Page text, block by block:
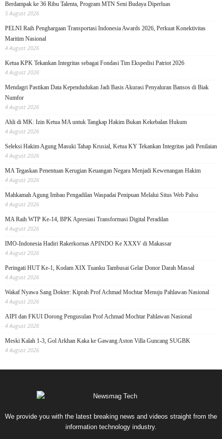
Berdampak ke 36 Ribu Talenta, Program MTN Seni Budaya Diperluas
5 August 2026
PELNI Raih Penghargaan Transportasi Indonesia Awards 2026, Perkuat Konektivitas
Maritim Nasional
4 August 2026
Ketua KPK Tekankan Integritas sebagai Fondasi Tim Ekspedisi Patriot 2026
4 August 2026
Mendagri Pastikan Data Kependudukan Jadi Basis Akurasi Penyaluran Bansos di Biak
Numfor
4 August 2026
Ahli di MK: Izin Ketua MA untuk Tangkap Hakim Bukan Kekebalan Hukum
4 August 2026
Seleksi Hakim Agung Masuki Tahap Krusial, Ketua KY Tekankan Integritas jadi Penilaian
4 August 2026
MA Tegaskan Penentuan Kerugian Keuangan Negara Menjadi Kewenangan Hakim
4 August 2026
Mahkamah Agung Imbau Pengadilan Waspadai Penipuan Melalui Situs Web Palsu
4 August 2026
MA Raih WTP Ke-14, BPK Apresiasi Transformasi Digital Peradilan
4 August 2026
IMO-Indonesia Hadiri Rakerkornas APINDO Ke XXXV di Makassar
4 August 2026
Peringati HUT Ke-1, Kodam XIX Tuanku Tambusai Gelar Donor Darah Massal
4 August 2026
Wakaf Nyawa Sang Dokter: Kiprah Prof Achmad Mochtar Menuju Pahlawan Nasional
4 August 2026
AIPI dan FKUI Dorong Pengusulan Prof Achmad Mochtar Pahlawan Nasional
4 August 2026
Meski Kalah 1-3, Gol Arkhan Kaka ke Gawang Aston Villa Guncang SUGBK
4 August 2026
We provide you with the latest breaking news and videos straight from the
information technology industry.